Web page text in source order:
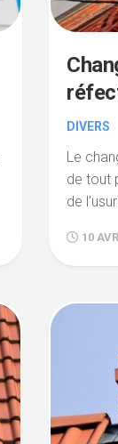
DIVERS
Le
de tout
de
10